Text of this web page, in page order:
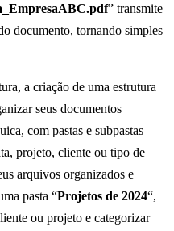
” transmite
documento, tornando simples
a criação de uma estrutura
seus documentos
com pastas e subpastas
projeto, cliente ou tipo de
arquivos organizados e
pasta “Projetos de 2024“,
ou projeto e categorizar